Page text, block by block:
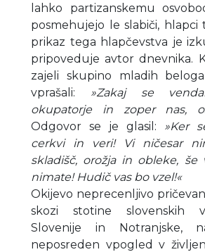
lahko partizanskemu
posmehujejo le slabiči, hlapci
prikaz tega hlapčevstva je
pripoveduje avtor dnevnika.
zajeli skupino mladih
vprašali: »Zakaj se
okupatorje in zoper nas,
Odgovor se je glasil: »Ker
cerkvi in veri! Vi ničesar
skladišč, orožja in obleke, še
nimate! Hudič vas bo vzel!«
Okijevo neprecenljivo
skozi stotine slovenskih
Slovenije in Notranjske,
neposreden vpogled v